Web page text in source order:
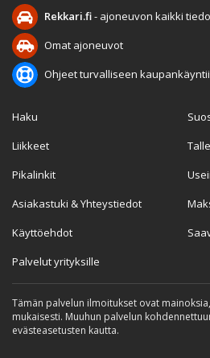
Rekkari.fi- ajoneuvon kaikki
Omat ajoneuvot
Ohjeet turvalliseen
Haku
Liikkeet
Pikalinkit
Asiakastuki & Yhteystiedot
Käyttöehdot
Palvelut yrityksille
Tämän palvelun ilmoitukset ovat
mukaisesti. Muuhun palvelun
evästeasetusten kautta.